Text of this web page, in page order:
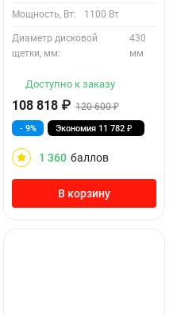
Мощность, Вт: 1100 Вт
Диаметр дисковой
щетки, мм:
430
мм
Доступно к заказу
108 818 ₽ 120 600₽
- 9% Экономия 11 782 ₽
1 360 баллов
В корзину